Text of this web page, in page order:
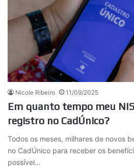
Nicole Ribeiro 11/09/2025
Em quanto tempo meu
registro no CadÚnico?
Todos os meses, milhares de novos
no CadÚnico para receber os
possível…